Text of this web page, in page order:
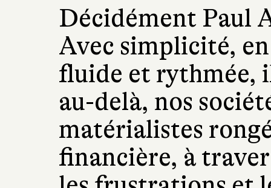
Décidément Paul
Avec simplicité,
fluide et rythmée,
au-delà, nos
matérialistes
financière, à